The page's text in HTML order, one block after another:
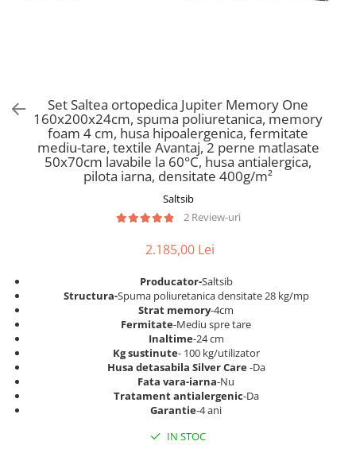
Saltele Pocket
Saltele Memory Pocket
Saltele cu plasa arcuri
Saltele cu spuma
Saltele cu spuma
Saltele cu spuma poliuretanica
Saltele 160x200
Saltele 180x200
Top saltele
Top saltele 5 cm
Top saltele 10 cm
Top saltele memory 5 cm
Scaune pentru living
Seturi comode living si vitrine
Mobila living
Comode living
Dulap birou
Birouri
Scaune pentru birou
Scaune pentru vizitatori
Scaune manager
Mese bucatarie
Scaune birou copii
Scaune resigilate
Scaune gradinita
Scaune conferinta
Set Saltea ortopedica Jupiter Memory One
160x200x24cm, spuma poliuretanica, memory
foam 4 cm, husa hipoalergenica, fermitate
mediu-tare, textile Avantaj, 2 perne matlasate
50x70cm lavabile la 60°C, husa antialergica,
pilota iarna, densitate 400g/m²
Saltsib
2 Review-uri
2.185,00 Lei
Producator-Saltsib
Structura-Spuma poliuretanica densitate 28 kg/mp
Strat memory-4cm
Fermitate-Mediu spre tare
Inaltime-24 cm
Kg sustinute- 100 kg/utilizator
Husa detasabila Silver Care-Da
Fata vara-iarna-Nu
Tratament antialergenic-Da
Garantie-4 ani
IN STOC